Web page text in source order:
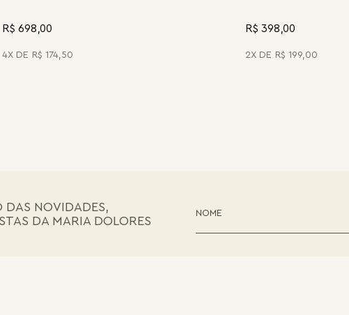
R$ 698,00
4 R$ 174,50
R$ 398,00
2 R$ 199,00
DAS NOVIDADES,
DA MARIA DOLORES